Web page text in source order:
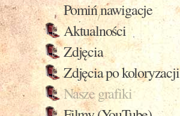
Pomiń nawigacje
Aktualności
Zdjęcia
Zdjęcia po koloryzacji
Nasze grafiki